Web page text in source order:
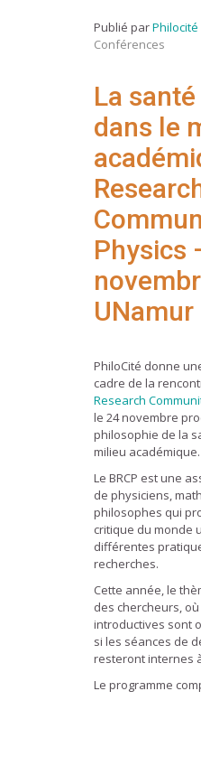
Publié parPhilocité
Conférences
La
dans le
Physics
UNamur
PhiloCité donne
cadre de la
Research
le 24 novembre
philosophie de la
milieu académique.
Le BRCP est une
de physiciens,
philosophes qui
critique du monde
différentes
recherches.
Cette année, le
des chercheurs,
introductives sont
si les séances de
resteront internes
Le programme